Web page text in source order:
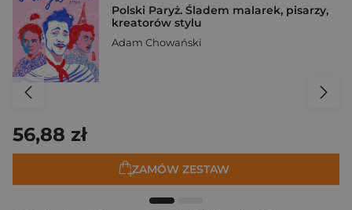
Polski Paryż. Śladem malarek, pisarzy,
kreatorów stylu
Adam Chowański
56,88 zł
ZAMÓW ZESTAW